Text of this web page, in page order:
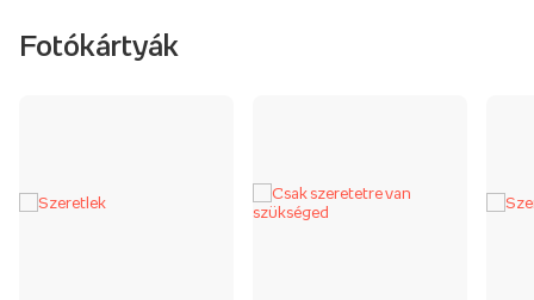
Fotókártyák